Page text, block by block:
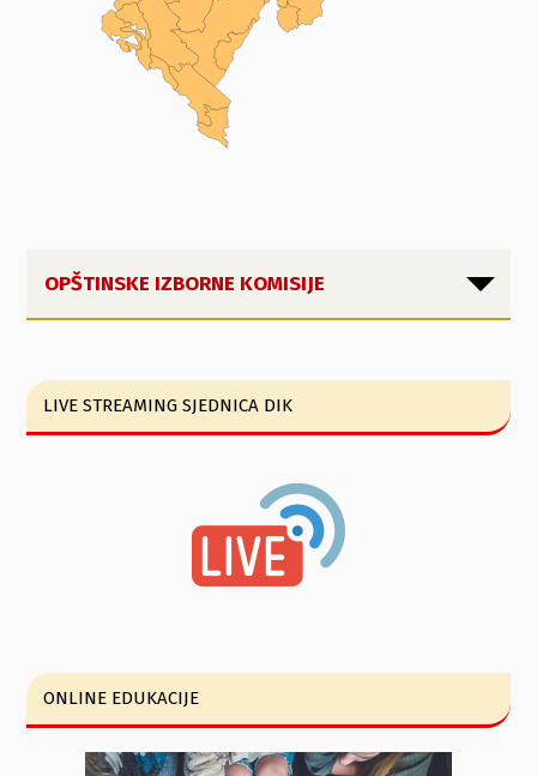
OPŠTINSKE IZBORNE KOMISIJE
LIVE STREAMING SJEDNICA DIK
ONLINE EDUKACIJE